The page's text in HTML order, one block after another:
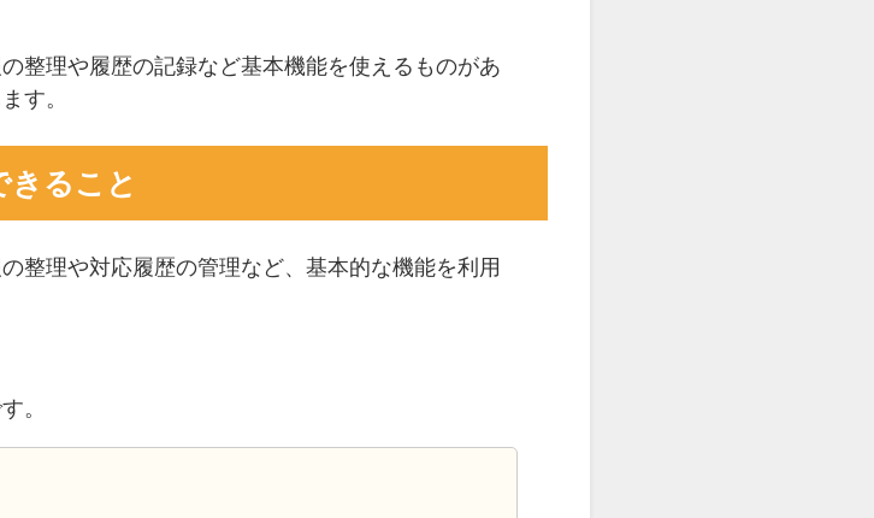
整理や履歴の記録など基本機能を使えるものがあ
す。
きること
整理や対応履歴の管理など、基本的な機能を利用
。